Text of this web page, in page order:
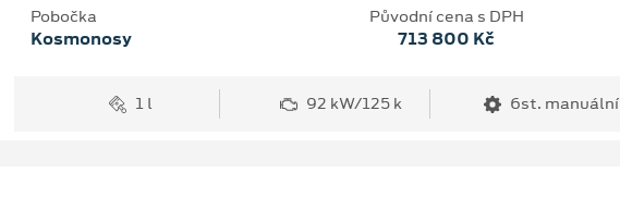
Pobočka
Kosmonosy
Původní cena s DPH
713 800 Kč
1 l 92 kW/125 k 6st. manuální